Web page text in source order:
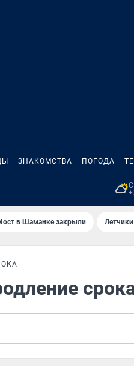
ЗНАКОМСТВА ПОГОДА
в Шаманке закрыли